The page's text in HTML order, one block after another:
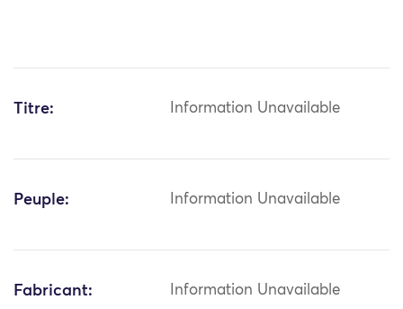
Titre: Information Unavailable
Peuple: Information Unavailable
Fabricant: Information Unavailable